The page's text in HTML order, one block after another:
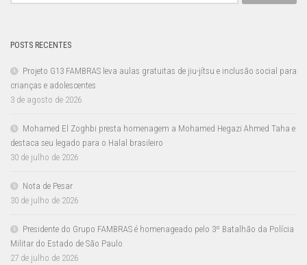
POSTS RECENTES
Projeto G13 FAMBRAS leva aulas gratuitas de jiu-jítsu e inclusão social para
crianças e adolescentes
3 de agosto de 2026
Mohamed El Zoghbi presta homenagem a Mohamed Hegazi Ahmed Taha e
destaca seu legado para o Halal brasileiro
30 de julho de 2026
Nota de Pesar
30 de julho de 2026
Presidente do Grupo FAMBRAS é homenageado pelo 3º Batalhão da Polícia
Militar do Estado de São Paulo
27 de julho de 2026